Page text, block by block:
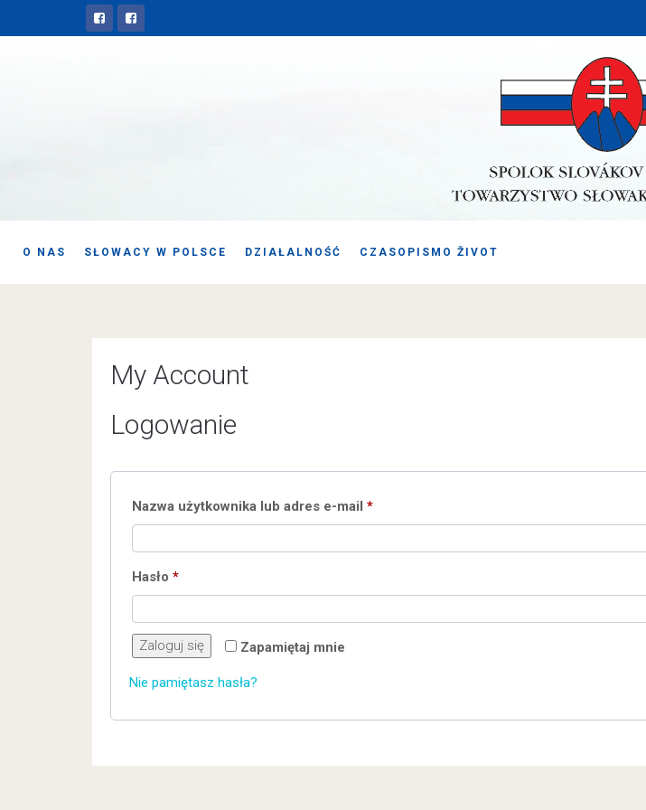
O NAS SŁOWACY W POLSCE DZIAŁALNOŚĆ CZASOPISMO ŽIVOT
My Account
Logowanie
Nazwa użytkownika lub adres e-mail *Wymagane
Hasło *Wymagane
Zapamiętaj mnie
Zaloguj się
Nie pamiętasz hasła?